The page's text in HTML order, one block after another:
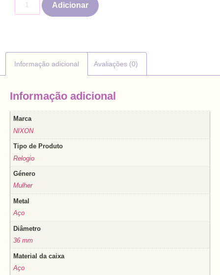
Adicionar
Informação adicional Avaliações (0)
Informação adicional
Marca
NIXON
Tipo de Produto
Relogio
Género
Mulher
Metal
Aço
Diâmetro
36 mm
Material da caixa
Aço